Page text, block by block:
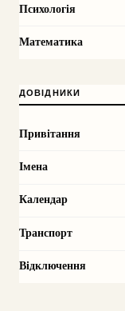
Психологія
Математика
ДОВІДНИКИ
Привітання
Імена
Календар
Транспорт
Відключення